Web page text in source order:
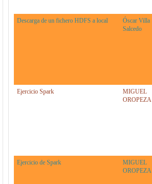
Descarga de un fichero HDFS a local
Óscar Villa
Salcedo
Ejercicio Spark
MIGUEL
OROPEZA
Ejercicio de Spark
MIGUEL
OROPEZA